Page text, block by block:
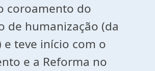
coroamento do
de humanização (da
e teve início com o
e a Reforma no